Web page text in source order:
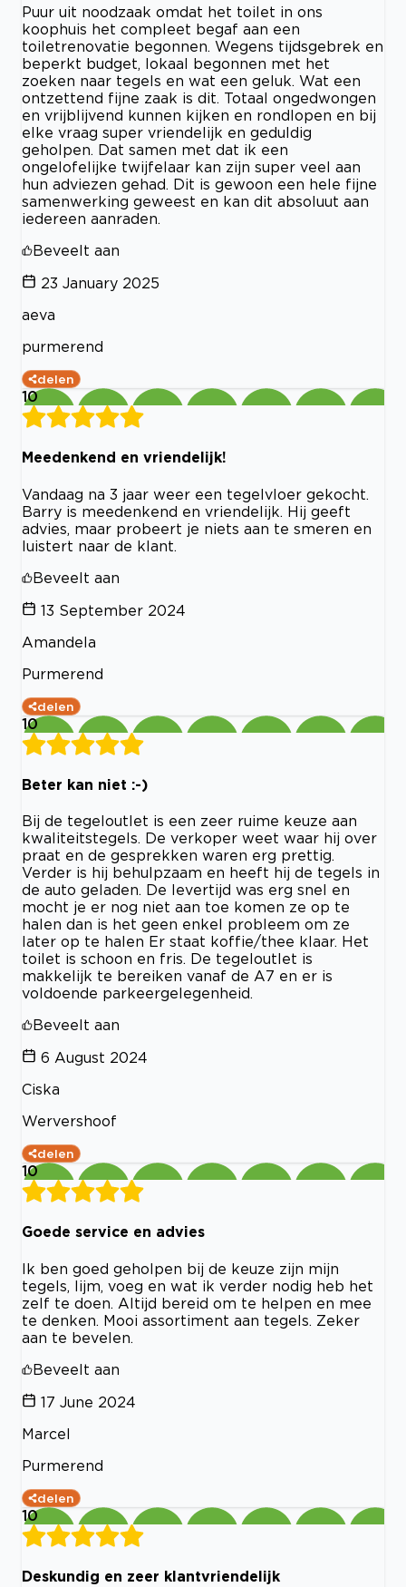
Puur uit noodzaak omdat het toilet in ons
koophuis het compleet begaf aan een
toiletrenovatie begonnen. Wegens tijdsgebrek en
beperkt budget, lokaal begonnen met het
zoeken naar tegels en wat een geluk. Wat een
ontzettend fijne zaak is dit. Totaal ongedwongen
en vrijblijvend kunnen kijken en rondlopen en bij
elke vraag super vriendelijk en geduldig
geholpen. Dat samen met dat ik een
ongelofelijke twijfelaar kan zijn super veel aan
hun adviezen gehad. Dit is gewoon een hele fijne
samenwerking geweest en kan dit absoluut aan
iedereen aanraden.
Beveelt aan
23 January 2025
aeva
purmerend
delen
10
Meedenkend en vriendelijk!
Vandaag na 3 jaar weer een tegelvloer gekocht.
Barry is meedenkend en vriendelijk. Hij geeft
advies, maar probeert je niets aan te smeren en
luistert naar de klant.
Beveelt aan
13 September 2024
Amandela
Purmerend
delen
10
Beter kan niet :-)
Bij de tegeloutlet is een zeer ruime keuze aan
kwaliteitstegels. De verkoper weet waar hij over
praat en de gesprekken waren erg prettig.
Verder is hij behulpzaam en heeft hij de tegels in
de auto geladen. De levertijd was erg snel en
mocht je er nog niet aan toe komen ze op te
halen dan is het geen enkel probleem om ze
later op te halen Er staat koffie/thee klaar. Het
toilet is schoon en fris. De tegeloutlet is
makkelijk te bereiken vanaf de A7 en er is
voldoende parkeergelegenheid.
Beveelt aan
6 August 2024
Ciska
Wervershoof
delen
10
Goede service en advies
Ik ben goed geholpen bij de keuze zijn mijn
tegels, lijm, voeg en wat ik verder nodig heb het
zelf te doen. Altijd bereid om te helpen en mee
te denken. Mooi assortiment aan tegels. Zeker
aan te bevelen.
Beveelt aan
17 June 2024
Marcel
Purmerend
delen
10
Deskundig en zeer klantvriendelijk